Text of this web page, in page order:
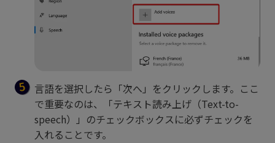
言語を選択したら「次へ」をクリックします。ここ
で重要なのは、「テキスト読み上げ（Text-to-
speech）」のチェックボックスに必ずチェックを
入れることです。